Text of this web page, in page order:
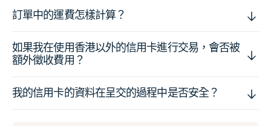
訂單中的運費怎樣計算？
如果我在使用香港以外的信用卡進行交易，會否被
額外徵收費用？
我的信用卡的資料在呈交的過程中是否安全？